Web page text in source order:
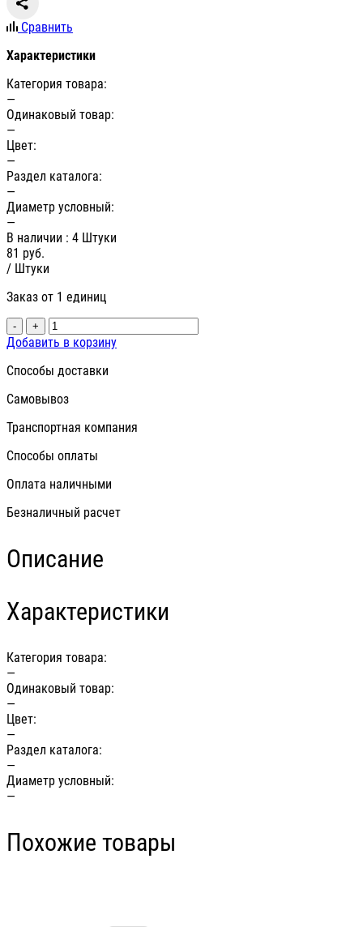
Сравнить
Характеристики
Категория товара:
—
Одинаковый товар:
—
Цвет:
—
Раздел каталога:
—
Диаметр условный:
—
В наличии : 4 Штуки
81 руб.
/ Штуки
Заказ от 1 единиц
- +
Добавить в корзину
Способы доставки
Самовывоз
Транспортная компания
Способы оплаты
Оплата наличными
Безналичный расчет
Описание
Характеристики
Категория товара:
—
Одинаковый товар:
—
Цвет:
—
Раздел каталога:
—
Диаметр условный:
—
Похожие товары